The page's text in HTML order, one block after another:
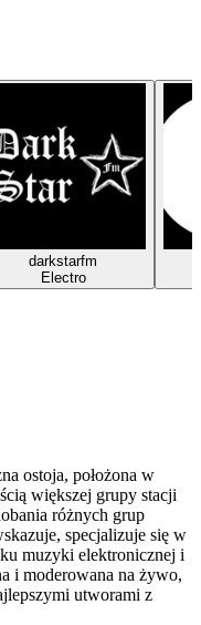
darkstarfm
Electro
ostoja, położona w
większej grupy stacji
różnych grup
specjalizuje się w
muzyki elektronicznej i
i moderowana na żywo,
utworami z